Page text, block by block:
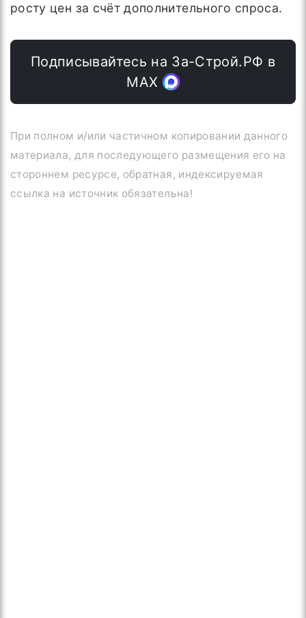
росту цен за счёт дополнительного спроса.
Подписывайтесь на За-Строй.РФ в
МАХ
При полном и/или частичном копировании данного
материала, для последующего размещения его на
стороннем ресурсе, обратная, индексируемая
ссылка на источник обязательна!